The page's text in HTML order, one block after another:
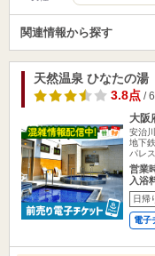
関連情報から探す
天然温泉 ひなたの湯
3.8点/
大阪
安治
地下
パレ
営業
入浴
日帰
電子